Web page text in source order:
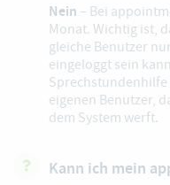
Nein – Bei
Monat. Wichtig ist,
gleiche Benutzer
eingeloggt sein
eigenen Benutzer,
dem System werft.
Kann ich mein